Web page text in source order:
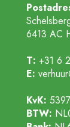
6413 AC
T: +31 6
E:
KvK:
BTW: